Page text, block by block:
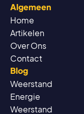
Algemeen
Home
Artikelen
Over Ons
Contact
Blog
Weerstand
Energie
Weerstand